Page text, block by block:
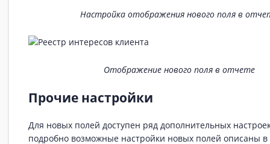
Настройка отображения нового поля в
Отображение нового поля в отчете
Прочие настройки
Для новых полей доступен ряд дополнительных
подробно возможные настройки новых полей описаны в